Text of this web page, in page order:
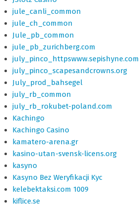
jule_canli_common
jule_ch_common
Jule_pb_common
jule_pb_zurichberg.com
july_pinco_httpswww.sepishyne.com
july_pinco_scapesandcrowns.org
July_prod_bahsegel
july_rb_common
july_rb_rokubet-poland.com
Kachingo
Kachingo Casino
kamatero-arena.gr
kasino-utan-svensk-licens.org
kasyno
Kasyno Bez Weryfikacji Kyc
kelebektaksi.com 1009
kiflice.se